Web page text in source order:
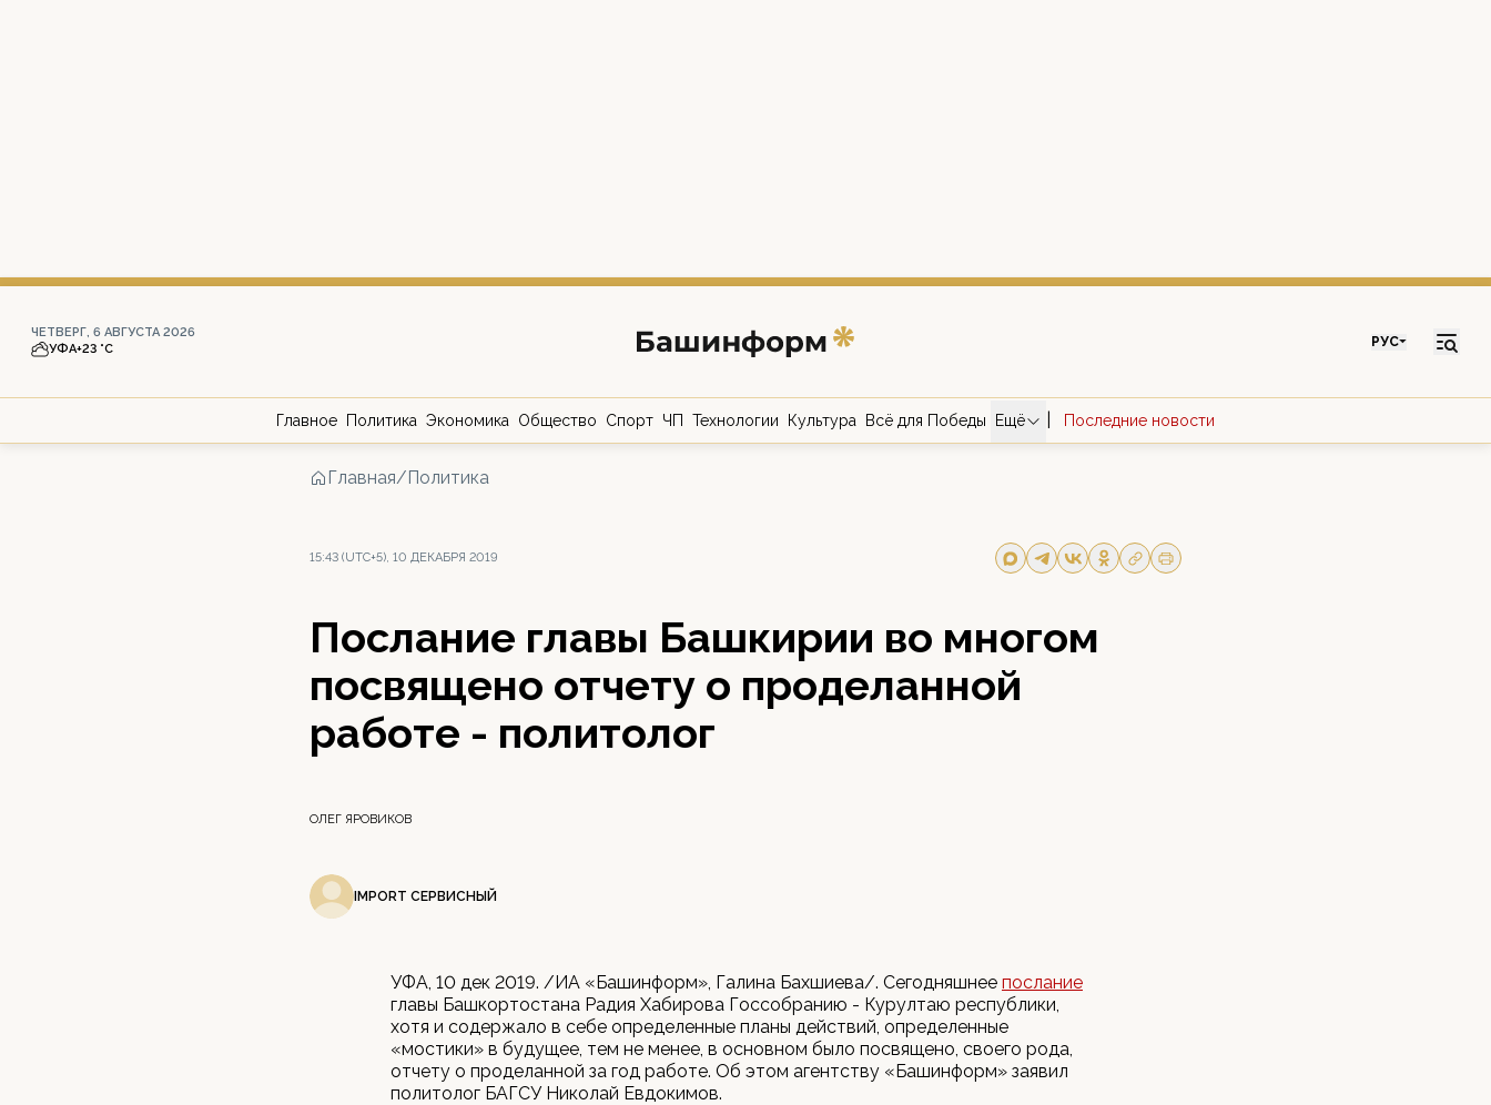
ЧЕТВЕРГ, 6 АВГУСТА 2026
УФА+23 °С РУС
Главное Политика Экономика Общество Спорт ЧП Технологии Культура Всё для Победы Ещё Последние новости
Главная/Политика
15:43 (UTC+5), 10 ДЕКАБРЯ 2019
Послание главы Башкирии во многом
посвящено отчету о проделанной
работе - политолог
ОЛЕГ ЯРОВИКОВ
IMPORT СЕРВИСНЫЙ
УФА, 10 дек 2019. /ИА «Башинформ», Галина Бахшиева/. Сегодняшнее послание
главы Башкортостана Радия Хабирова Госсобранию - Курултаю республики,
хотя и содержало в себе определенные планы действий, определенные
«мостики» в будущее, тем не менее, в основном было посвящено, своего рода,
отчету о проделанной за год работе. Об этом агентству «Башинформ» заявил
политолог БАГСУ Николай Евдокимов.